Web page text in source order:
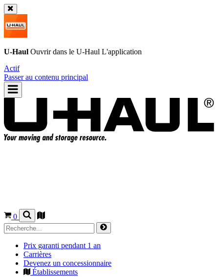
U-Haul Ouvrir dans le U-Haul L'application
Actif
Passer au contenu principal
0
Prix garanti pendant 1 an
Carrières
Devenez un concessionnaire
Établissements